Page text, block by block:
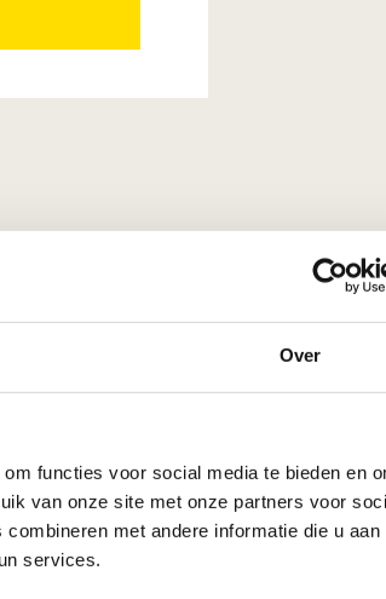
Over
functies voor social media te bieden en
van onze site met onze partners voor
met andere informatie die u aan
services.